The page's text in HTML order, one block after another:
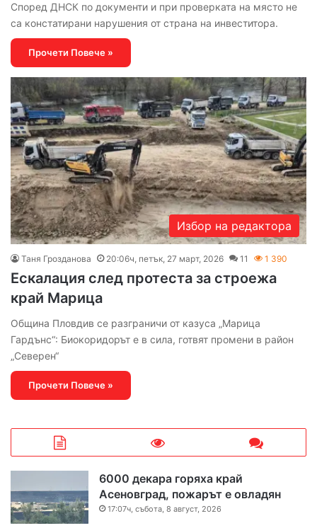
Според ДНСК по документи и при проверката на място не
са констатирани нарушения от страна на инвеститора.
Прочети Повече »
Избор на редактора
Таня Грозданова 20:06ч, петък, 27 март, 2026 11 1 390
Ескалация след протеста за строежа
край Марица
Община Пловдив се разграничи от казуса „Марица
Гардънс“: Биокоридорът е в сила, готвят промени в район
„Северен“
Прочети Повече »
6000 декара горяха край
Асеновград, пожарът е овладян
17:07ч, събота, 8 август, 2026